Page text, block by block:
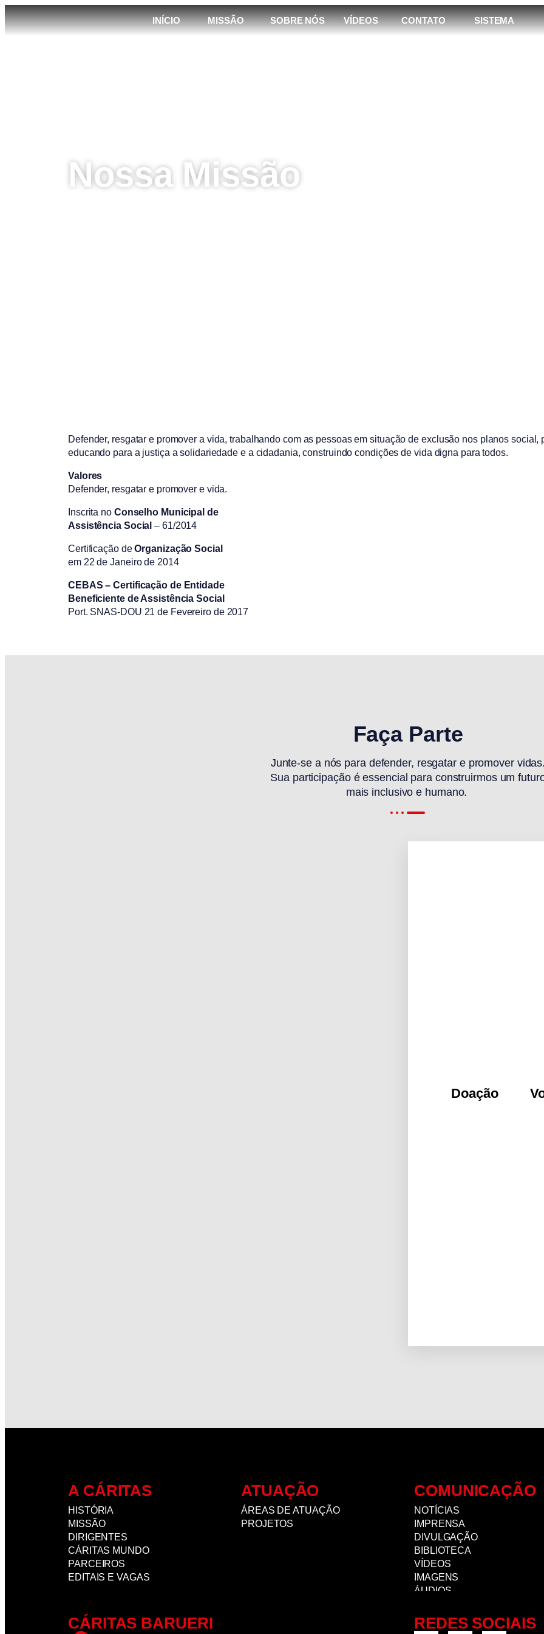
INÍCIO MISSÃO SOBRE NÓS VÍDEOS CONTATO SISTEMA
Nossa Missão
Defender, resgatar e promover a vida, trabalhando com as pessoas em situação de exclusão nos planos
educando para a justiça a solidariedade e a cidadania, construindo condições de vida digna para todos.
Valores
Defender, resgatar e promover e vida.
Inscrita no Conselho Municipal de
Assistência Social – 61/2014
Certificação deOrganização Social
em 22 de Janeiro de 2014
CEBAS – Certificação de Entidade
Beneficiente de Assistência Social
Port. SNAS-DOU 21 de Fevereiro de 2017
Faça Parte
Junte-se a nós para defender, resgatar e promover
Sua participação é essencial para construirmos um
mais inclusivo e humano.
Doação
A CÁRITAS
HISTÓRIA
MISSÃO
DIRIGENTES
CÁRITAS MUNDO
PARCEIROS
EDITAIS E VAGAS
ATUAÇÃO
ÁREAS DE ATUAÇÃO
PROJETOS
COMUNICAÇÃO
NOTÍCIAS
IMPRENSA
DIVULGAÇÃO
BIBLIOTECA
VÍDEOS
IMAGENS
ÁUDIOS
CÁRITAS BARUERI REDES SOCIAIS